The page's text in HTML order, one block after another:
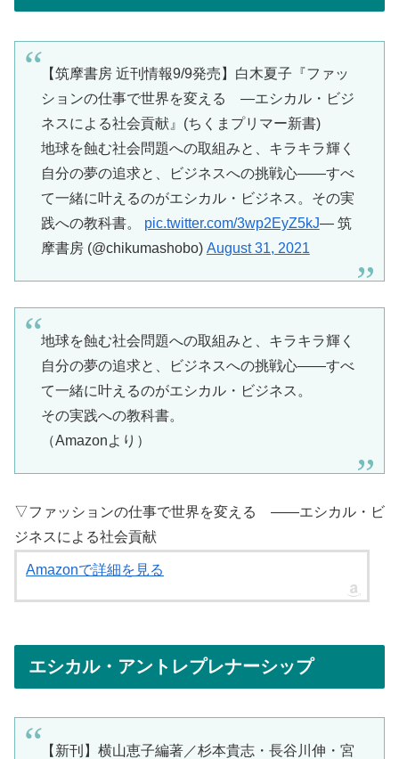
【筑摩書房 近刊情報9/9発売】白木夏子『ファッ
ションの仕事で世界を変える ―エシカル・ビジ
ネスによる社会貢献』(ちくまプリマー新書)
地球を蝕む社会問題への取組みと、キラキラ輝く
自分の夢の追求と、ビジネスへの挑戦心――すべ
て一緒に叶えるのがエシカル・ビジネス。その実
践への教科書。 pic.twitter.com/3wp2EyZ5kJ— 筑
摩書房 (@chikumashobo) August 31, 2021
地球を蝕む社会問題への取組みと、キラキラ輝く
自分の夢の追求と、ビジネスへの挑戦心――すべ
て一緒に叶えるのがエシカル・ビジネス。
その実践への教科書。
（Amazonより）
▽ファッションの仕事で世界を変える ――エシカル・ビ
ジネスによる社会貢献
Amazonで詳細を見る
エシカル・アントレプレナーシップ
【新刊】横山恵子編著／杉本貴志・長谷川伸・宮